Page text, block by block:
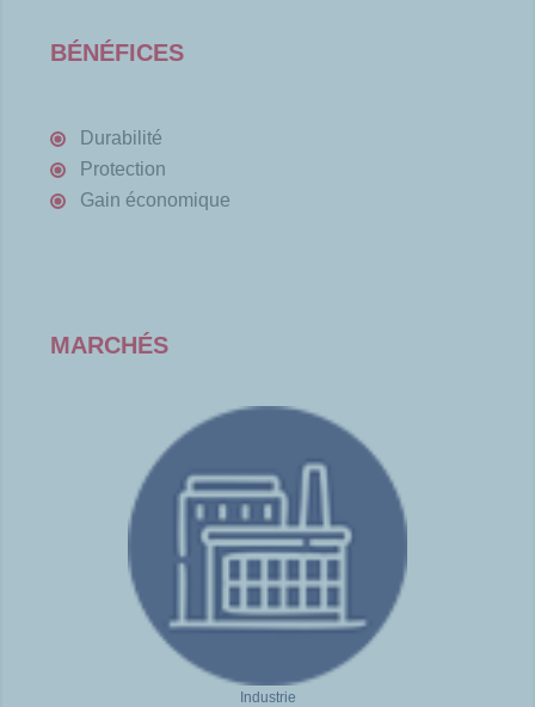
BÉNÉFICES
Durabilité
Protection
Gain économique
MARCHÉS
Industrie